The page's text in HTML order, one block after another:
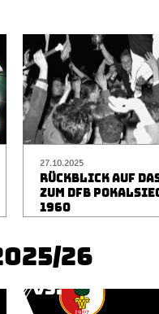
27.10.2025
RÜCKBLICK AUF
ZUM DFB
1960
26